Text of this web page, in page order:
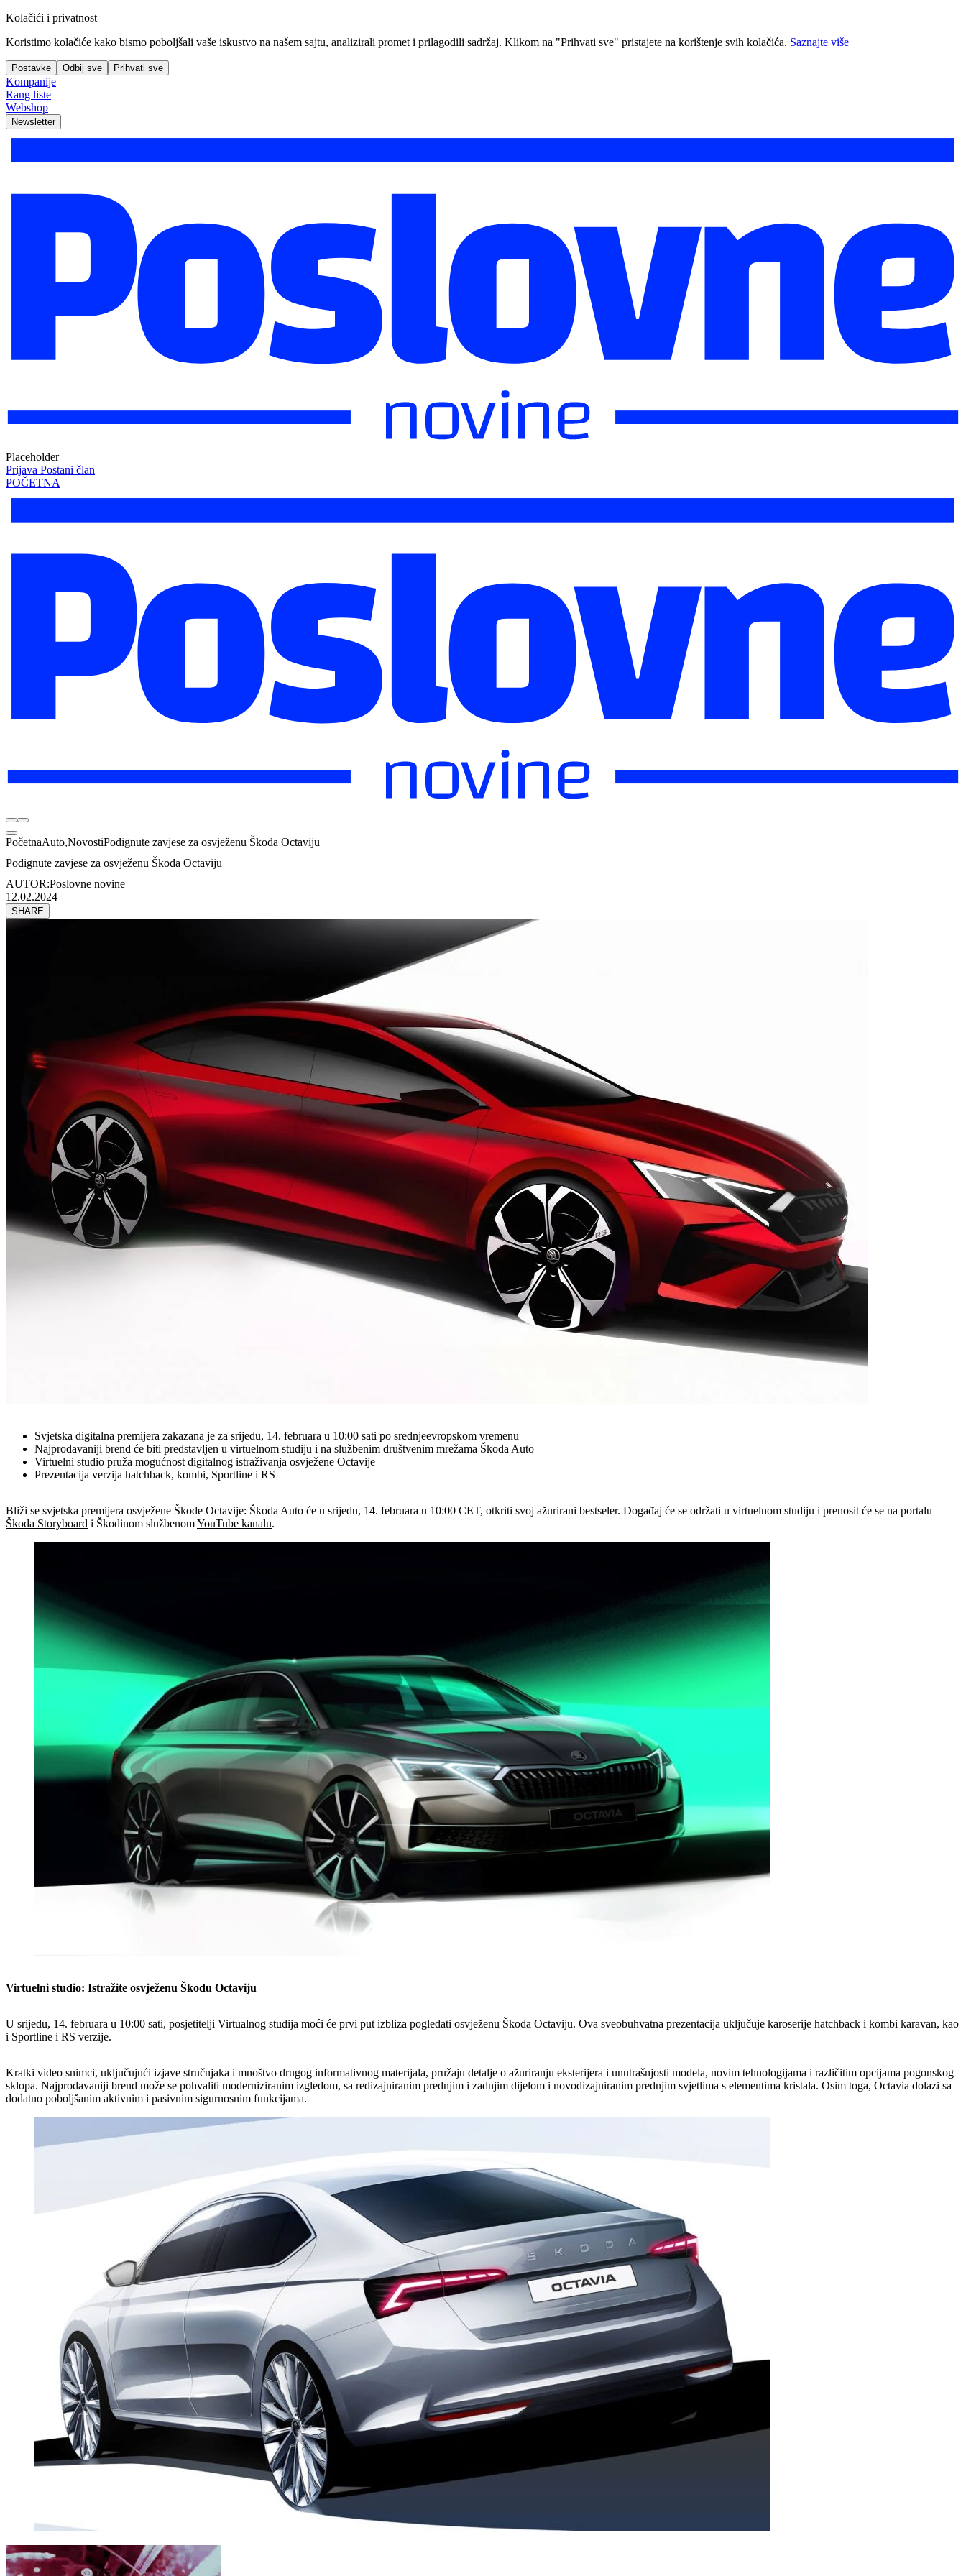
Kolačići i privatnost
Koristimo kolačiće kako bismo poboljšali vaše iskustvo na našem sajtu, analizirali promet i prilagodili sadržaj. Klikom na "Prihvati sve" pristajete na korištenje svih kolačića. Saznajte više
Postavke Odbij sve Prihvati sve
Kompanije
Rang liste
Webshop
Newsletter
Placeholder
Prijava Postani član
POČETNA
PočetnaAuto,NovostiPodignute zavjese za osvježenu Škoda Octaviju
Podignute zavjese za osvježenu Škoda Octaviju
AUTOR:Poslovne novine
12.02.2024
SHARE
Svjetska digitalna premijera zakazana je za srijedu, 14. februara u 10:00 sati po srednjeevropskom vremenu
Najprodavaniji brend će biti predstavljen u virtuelnom studiju i na službenim društvenim mrežama Škoda Auto
Virtuelni studio pruža mogućnost digitalnog istraživanja osvježene Octavije
Prezentacija verzija hatchback, kombi, Sportline i RS
Bliži se svjetska premijera osvježene Škode Octavije: Škoda Auto će u srijedu, 14. februara u 10:00 CET, otkriti svoj ažurirani bestseler. Događaj će se održati u virtuelnom studiju i prenosit će se na portalu
Škoda Storyboard i Škodinom službenomYouTube kanalu.
Virtuelni studio: Istražite osvježenu Škodu Octaviju
U srijedu, 14. februara u 10:00 sati, posjetitelji Virtualnog studija moći će prvi put izbliza pogledati osvježenu Škoda Octaviju. Ova sveobuhvatna prezentacija uključuje karoserije hatchback i kombi karavan, kao
i Sportline i RS verzije.
Kratki video snimci, uključujući izjave stručnjaka i mnoštvo drugog informativnog materijala, pružaju detalje o ažuriranju eksterijera i unutrašnjosti modela, novim tehnologijama i različitim opcijama pogonskog
sklopa. Najprodavaniji brend može se pohvaliti moderniziranim izgledom, sa redizajniranim prednjim i zadnjim dijelom i novodizajniranim prednjim svjetlima s elementima kristala. Osim toga, Octavia dolazi sa
dodatno poboljšanim aktivnim i pasivnim sigurnosnim funkcijama.